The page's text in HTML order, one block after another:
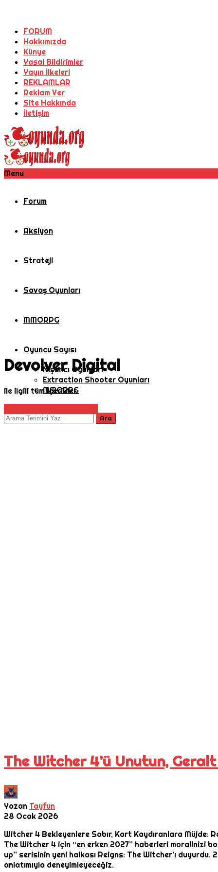
FORUM
Hakkımızda
Künye
Yasal Bildirimler
Yayın İlkeleri
REKLAMLAR
Reklam Ver
Site Hakkında
İletişim
Menu
Forum
Aksiyon
Strateji
Savaş Oyunları
MMORPG
Oyuncu Sayısı
Nişancı Oyunları
Extraction Shooter Oyunları
MMORPG
Devolver Digital
ile ilgili tüm içerikler
The Witcher 4’ü Unutun,
Yazan Tayfun
28 Ocak 2026
Witcher 4 Bekleyenlere Sabır, Kart Kaydıranlara Müjde:
The Witcher 4 için “en erken 2027” haberleri moralinizi
up” serisinin yeni halkası Reigns: The Witcher’ı
anlatımıyla deneyimleyeceğiz.